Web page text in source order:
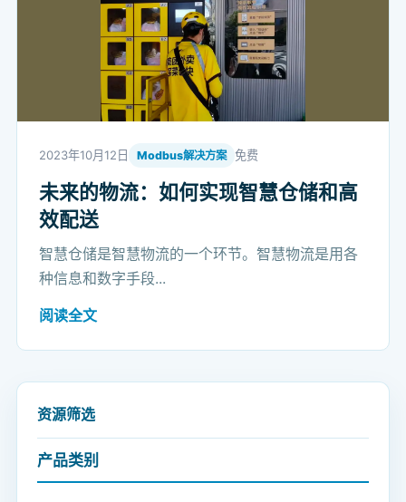
2023年10月12日 Modbus解决方案 免费
未来的物流：如何实现智慧仓储和高
效配送
智慧仓储是智慧物流的一个环节。智慧物流是用各
种信息和数字手段...
阅读全文
资源筛选
产品类别